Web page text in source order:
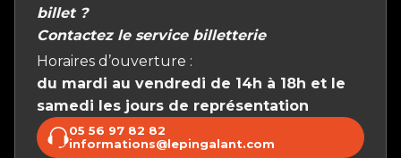
billet ?
Contactez le service billetterie
Horaires d’ouverture :
du mardi au vendredi de 14h à 18h et le
samedi les jours de représentation
05 56 97 82 82
informations@lepingalant.com